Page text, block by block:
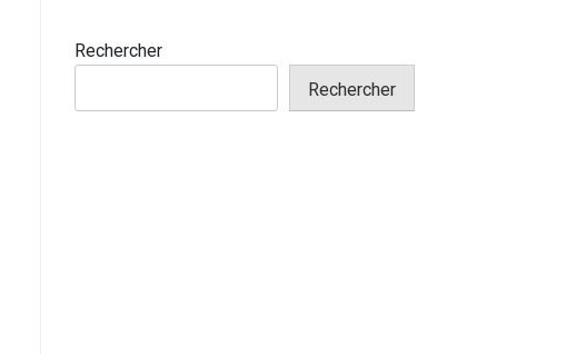
Rechercher
Rechercher